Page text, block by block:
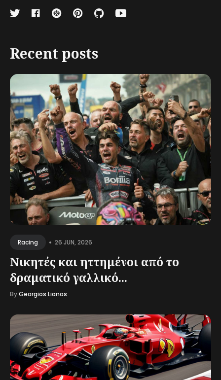
Recent posts
Racing • 26 JUN, 2026
Νικητές και ηττημένοι από το
δραματικό γαλλικό...
ByGeorgios Lianos